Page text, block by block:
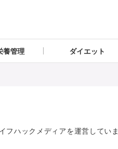
養管理 ダイエット
フハックメディアを運営していま